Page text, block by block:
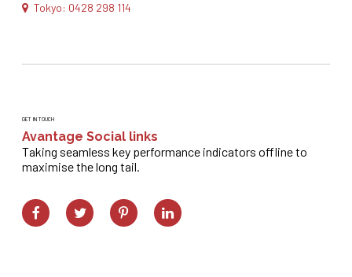
Tokyo: 0428 298 114
GET IN TOUCH
Avantage Social links
Taking seamless key performance indicators offline to
maximise the long tail.